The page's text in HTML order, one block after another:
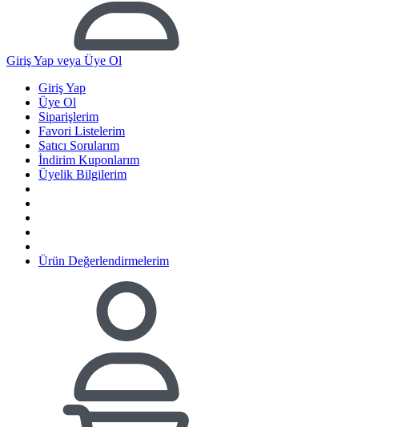
Giriş Yap veya Üye Ol
Giriş Yap
Üye Ol
Siparişlerim
Favori Listelerim
Satıcı Sorularım
İndirim Kuponlarım
Üyelik Bilgilerim
Ürün Değerlendirmelerim